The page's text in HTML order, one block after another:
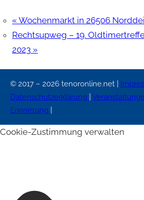
« Wochenmarkt in 26506
Rechtsupweg – 19.
2023 »
© 2017 – 2026 tenoronline.net |
Datenschutzerklärung
Erinnerung
Cookie-Zustimmung verwalten